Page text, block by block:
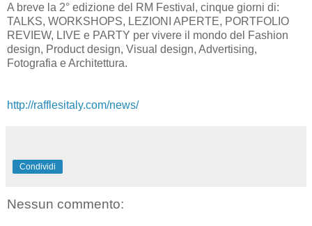
A breve la 2° edizione del RM Festival, cinque giorni di:
TALKS, WORKSHOPS, LEZIONI APERTE, PORTFOLIO
REVIEW, LIVE e PARTY per vivere il mondo del Fashion
design, Product design, Visual design, Advertising,
Fotografia e Architettura.
http://rafflesitaly.com/news/
Condividi
Nessun commento: